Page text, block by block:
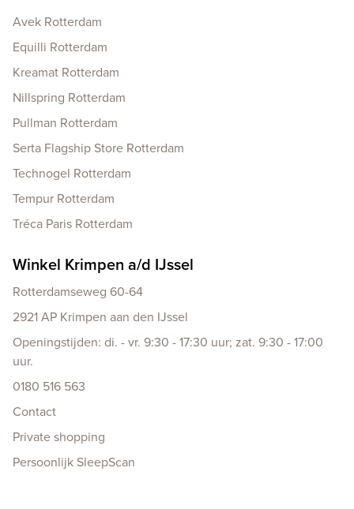
Avek Rotterdam
Equilli Rotterdam
Kreamat Rotterdam
Nillspring Rotterdam
Pullman Rotterdam
Serta Flagship Store Rotterdam
Technogel Rotterdam
Tempur Rotterdam
Tréca Paris Rotterdam
Winkel Krimpen a/d IJssel
Rotterdamseweg 60-64
2921 AP Krimpen aan den IJssel
Openingstijden: di. - vr. 9:30 - 17:30 uur; zat. 9:30 - 17:00
uur.
0180 516 563
Contact
Private shopping
Persoonlijk SleepScan